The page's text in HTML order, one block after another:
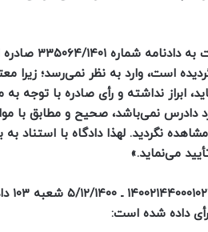
است، وارد به نظر نمی‌رسد؛
ابراز نداشته و رأی صادره با
دادرس نمی‌باشد، صحیح و مطابق با
می‌نماید.»
ب)
داده شده است: